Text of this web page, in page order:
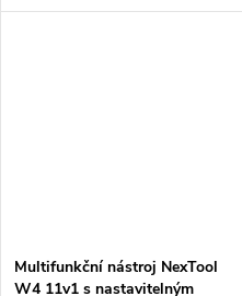
Multifunkční nástroj NexTool
W4 11v1 s nastavitelným